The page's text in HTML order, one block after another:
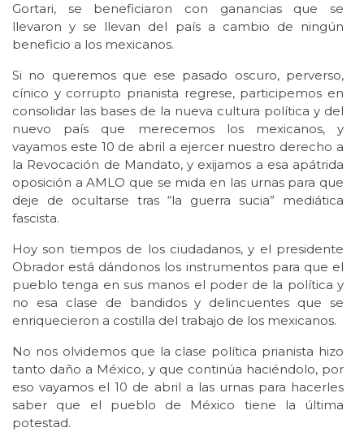
Gortari, se beneficiaron con ganancias que se
llevaron y se llevan del país a cambio de ningún
beneficio a los mexicanos.
Si no queremos que ese pasado oscuro, perverso,
cínico y corrupto prianista regrese, participemos en
consolidar las bases de la nueva cultura política y del
nuevo país que merecemos los mexicanos, y
vayamos este 10 de abril a ejercer nuestro derecho a
la Revocación de Mandato, y exijamos a esa apátrida
oposición a AMLO que se mida en las urnas para que
deje de ocultarse tras “la guerra sucia” mediática
fascista.
Hoy son tiempos de los ciudadanos, y el presidente
Obrador está dándonos los instrumentos para que el
pueblo tenga en sus manos el poder de la política y
no esa clase de bandidos y delincuentes que se
enriquecieron a costilla del trabajo de los mexicanos.
No nos olvidemos que la clase política prianista hizo
tanto daño a México, y que continúa haciéndolo, por
eso vayamos el 10 de abril a las urnas para hacerles
saber que el pueblo de México tiene la última
potestad.